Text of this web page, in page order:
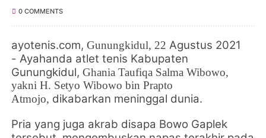
0 COMMENTS
ayotenis.com,Gunungkidul, 22 Agustus 2021
-Ayahanda atlet tenis Kabupaten
Gunungkidul,Ghania Taufiqa Salma Wibowo,
yakniH. Setyo Wibowo bin Prapto
Atmojo, dikabarkan meninggal dunia.
Pria yang juga akrab disapa Bowo Gaplek